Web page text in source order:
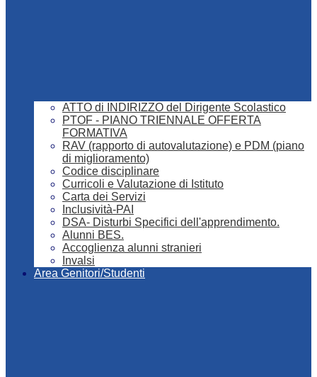
ATTO di INDIRIZZO del Dirigente Scolastico
PTOF - PIANO TRIENNALE OFFERTA
FORMATIVA
RAV (rapporto di autovalutazione) e PDM (piano
di miglioramento)
Codice disciplinare
Curricoli e Valutazione di Istituto
Carta dei Servizi
Inclusività-PAI
DSA- Disturbi Specifici dell'apprendimento.
Alunni BES.
Accoglienza alunni stranieri
Invalsi
Area Genitori/Studenti